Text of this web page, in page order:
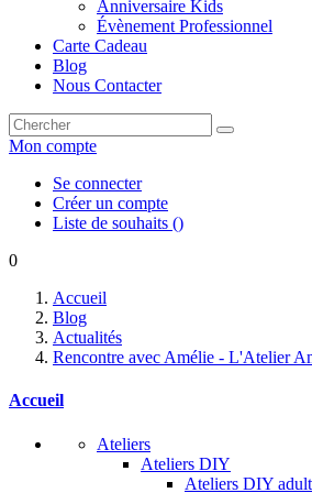
Anniversaire Kids
Évènement Professionnel
Carte Cadeau
Blog
Nous Contacter
Mon compte
Se connecter
Créer un compte
Liste de souhaits ()
0
Accueil
Blog
Actualités
Rencontre avec Amélie - L'Atelier
Accueil
Ateliers
Ateliers DIY
Ateliers DIY